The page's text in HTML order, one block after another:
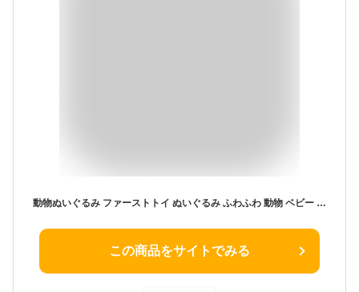
動物ぬいぐるみ ファーストトイ ぬいぐるみ ふわふわ 動物 ベビー キッズ アニマル おもちゃ イヌ ヒツジ ワニ クマ くま ダック 贈り物 ギフト 出産祝い 誕生日 クリスマス プレゼント 女の子 男の子 25cm
この商品をサイトでみる